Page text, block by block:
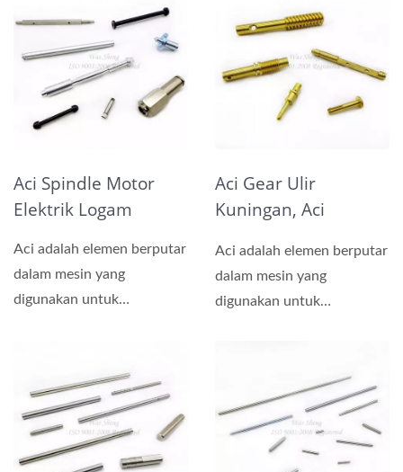
Aci Spindle Motor
Elektrik Logam
Aci adalah elemen berputar
dalam mesin yang
digunakan untuk
Aci Gear Ulir
Kuningan, Aci
Aci adalah elemen berputar
dalam mesin yang
digunakan untuk